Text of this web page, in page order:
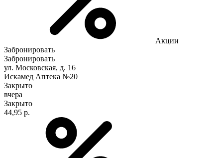
Акции
Забронировать
Забронировать
ул. Московская, д. 16
Искамед Аптека №20
Закрыто
вчера
Закрыто
44,95 р.